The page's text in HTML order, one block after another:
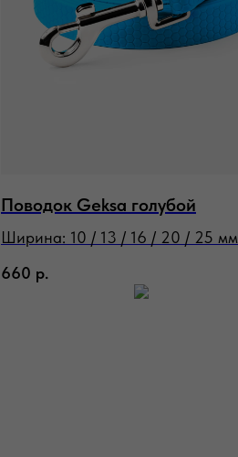
Поводок Geksa голубой
Ширина: 10 / 13 / 16 / 20 / 25 мм
660 р.